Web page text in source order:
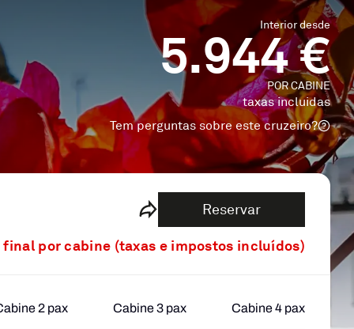
Interior desde
5.944 €
POR CABINE
taxas incluidas
Tem perguntas sobre este cruzeiro?
Reservar
final por cabine (taxas e impostos incluídos)
2 pax Cabine 3 pax Cabine 4 pax